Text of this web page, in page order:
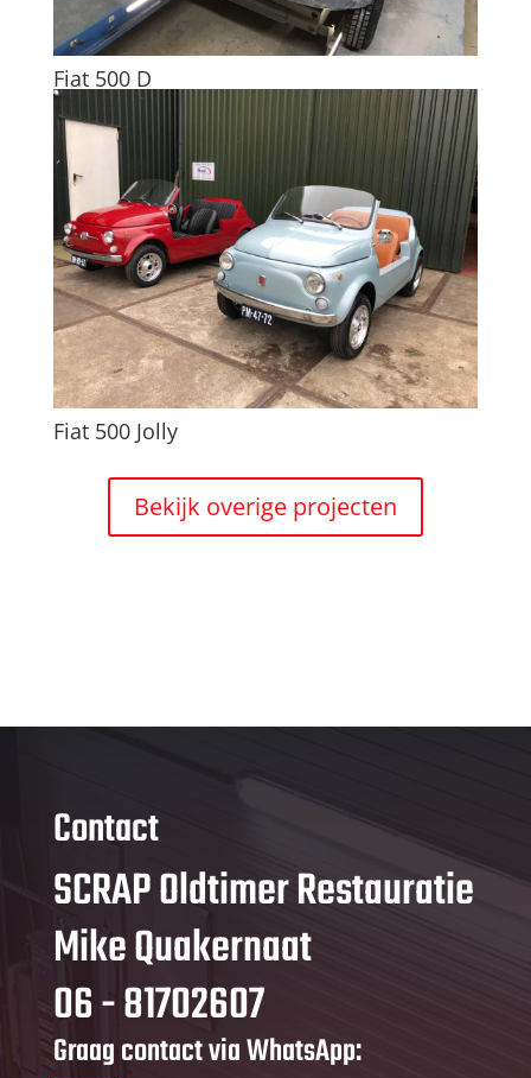
Fiat 500 D
Fiat 500 Jolly
Bekijk overige projecten
Contact
SCRAP Oldtimer Restauratie
Mike Quakernaat
06 - 81702607
Graag contact via WhatsApp: